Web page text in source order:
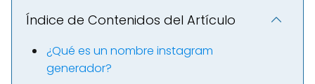
Índice de Contenidos del Artículo
¿Qué es un nombre instagram
generador?